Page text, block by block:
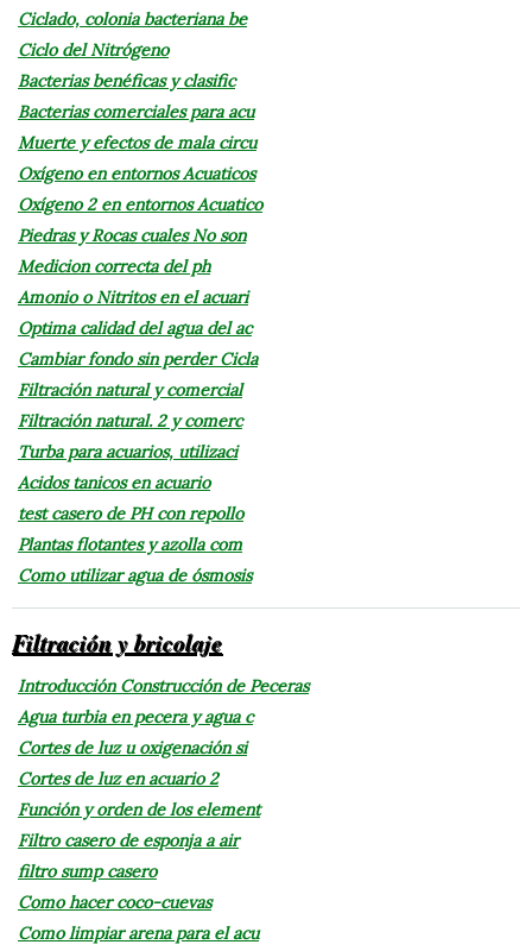
Ciclado, colonia bacteriana be
Ciclo del Nitrógeno
Bacterias benéficas y clasific
Bacterias comerciales para acu
Muerte y efectos de mala circu
Oxígeno en entornos Acuaticos
Oxígeno 2 en entornos Acuatico
Piedras y Rocas cuales No son
Medicion correcta del ph
Amonio o Nitritos en el acuari
Optima calidad del agua del ac
Cambiar fondo sin perder Cicla
Filtración natural y comercial
Filtración natural. 2 y comerc
Turba para acuarios, utilizaci
Acidos tanicos en acuario
test casero de PH con repollo
Plantas flotantes y azolla com
Como utilizar agua de ósmosis
Filtración y bricolaje
Introducción Construcción de Peceras
Agua turbia en pecera y agua c
Cortes de luz u oxigenación si
Cortes de luz en acuario 2
Función y orden de los element
Filtro casero de esponja a air
filtro sump casero
Como hacer coco-cuevas
Como limpiar arena para el acu